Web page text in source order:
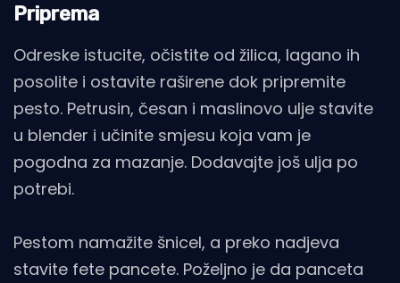
Priprema
Odreske istucite, očistite od žilica, lagano ih
posolite i ostavite raširene dok pripremite
pesto. Petrusin, česan i maslinovo ulje stavite
u blender i učinite smjesu koja vam je
pogodna za mazanje. Dodavajte još ulja po
potrebi.
Pestom namažite šnicel, a preko nadjeva
stavite fete pancete. Poželjno je da panceta